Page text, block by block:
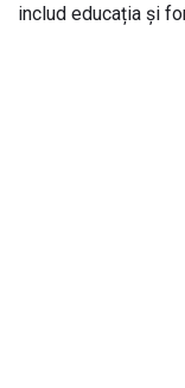
includ educația și